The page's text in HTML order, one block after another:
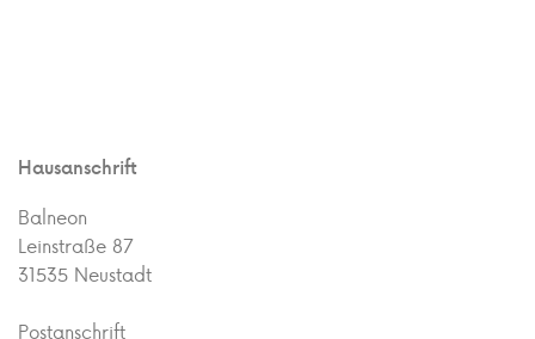
Hausanschrift
Balneon
Leinstraße 87
31535 Neustadt
Postanschrift